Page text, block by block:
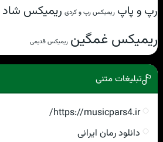
رپ و پاپ ریمیکس رپ و کردی ریمیکس شاد
ریمیکس غمگین ریمیکس قدیمی
تبلیغات متنی
https://musicpars4.ir/
دانلود رمان ایرانی